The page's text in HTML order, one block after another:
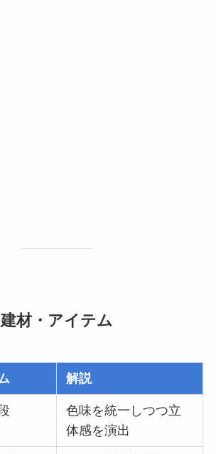
材・アイテム
解説
色味を統一しつつ立
体感を演出